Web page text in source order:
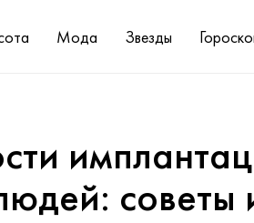
Мода Звезды
советы